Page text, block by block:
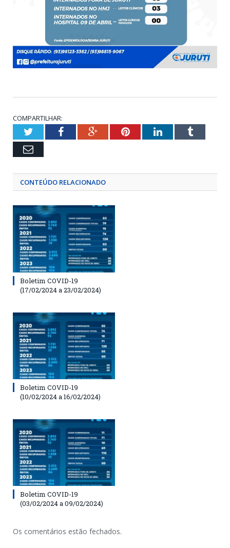
COMPARTILHAR:
TwitterFacebookGoogle+PinterestLinkedInTumblr
Email
CONTEÚDO RELACIONADO
Boletim COVID-19
(17/02/2024 a 23/02/2024)
Boletim COVID-19
(10/02/2024 a 16/02/2024)
Boletim COVID-19
(03/02/2024 a 09/02/2024)
Os comentários estão fechados.